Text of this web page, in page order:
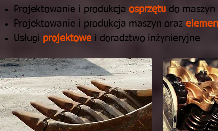
Projektowanie i produkcja osprzętu do
Projektowanie i produkcja maszyn oraz
Usługi projektowe i doradztwo inżynieryjne